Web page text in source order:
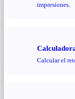
impresiones.
Calcular el